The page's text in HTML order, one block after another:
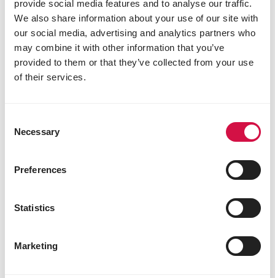
provide social media features and to analyse our traffic.
We also share information about your use of our site with
our social media, advertising and analytics partners who
may combine it with other information that you’ve
provided to them or that they’ve collected from your use
of their services.
Selection
Necessary
Preferences
Statistics
Marketing